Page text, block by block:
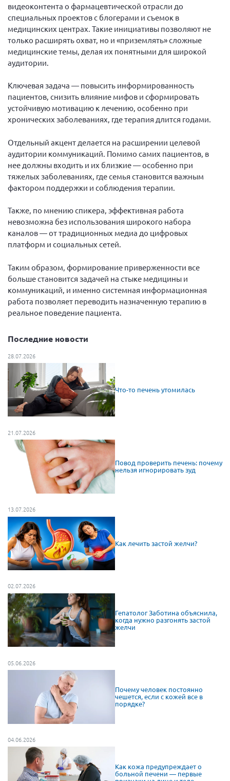
видеоконтента о фармацевтической отрасли до
специальных проектов с блогерами и съемок в
медицинских центрах. Такие инициативы позволяют не
только расширять охват, но и «приземлять» сложные
медицинские темы, делая их понятными для широкой
аудитории.
Ключевая задача — повысить информированность
пациентов, снизить влияние мифов и сформировать
устойчивую мотивацию к лечению, особенно при
хронических заболеваниях, где терапия длится годами.
Отдельный акцент делается на расширении целевой
аудитории коммуникаций. Помимо самих пациентов, в
нее должны входить и их близкие — особенно при
тяжелых заболеваниях, где семья становится важным
фактором поддержки и соблюдения терапии.
Также, по мнению спикера, эффективная работа
невозможна без использования широкого набора
каналов — от традиционных медиа до цифровых
платформ и социальных сетей.
Таким образом, формирование приверженности все
больше становится задачей на стыке медицины и
коммуникаций, и именно системная информационная
работа позволяет переводить назначенную терапию в
реальное поведение пациента.
Последние новости
28.07.2026
Что-то печень утомилась
21.07.2026
Повод проверить печень: почему
нельзя игнорировать зуд
13.07.2026
Как лечить застой желчи?
02.07.2026
Гепатолог Заботина объяснила,
когда нужно разгонять застой
желчи
05.06.2026
Почему человек постоянно
чешется, если с кожей все в
порядке?
04.06.2026
Как кожа предупреждает о
больной печени — первые